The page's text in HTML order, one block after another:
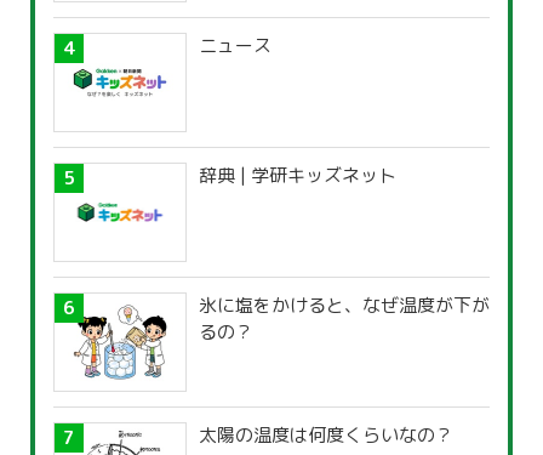
ニュース
辞典 | 学研キッズネット
氷に塩をかけると、なぜ温度が下が
るの？
太陽の温度は何度くらいなの？